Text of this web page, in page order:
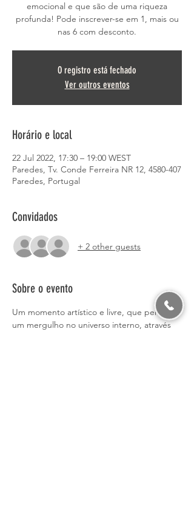
emocional e que são de uma riqueza
profunda! Pode inscrever-se em 1, mais ou
nas 6 com desconto.
O registro está fechado
Ver outros eventos
Horário e local
22 Jul 2022, 17:30 – 19:00 WEST
Paredes, Tv. Conde Ferreira NR 12, 4580-407
Paredes, Portugal
Convidados
+ 2 other guests
Sobre o evento
Um momento artístico e livre, que permite
um mergulho no universo interno, através